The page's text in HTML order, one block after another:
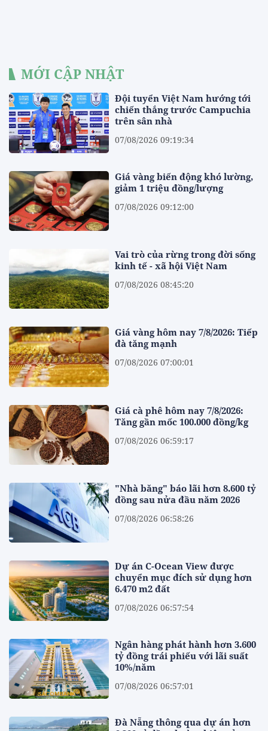
MỚI CẬP NHẬT
Đội tuyển Việt Nam hướng tới
chiến thắng trước Campuchia
trên sân nhà
07/08/2026 09:19:34
Giá vàng biến động khó lường,
giảm 1 triệu đồng/lượng
07/08/2026 09:12:00
Vai trò của rừng trong đời sống
kinh tế - xã hội Việt Nam
07/08/2026 08:45:20
Giá vàng hôm nay 7/8/2026: Tiếp
đà tăng mạnh
07/08/2026 07:00:01
Giá cà phê hôm nay 7/8/2026:
Tăng gần mốc 100.000 đồng/kg
07/08/2026 06:59:17
"Nhà băng" báo lãi hơn 8.600 tỷ
đồng sau nửa đầu năm 2026
07/08/2026 06:58:26
Dự án C-Ocean View được
chuyển mục đích sử dụng hơn
6.470 m2 đất
07/08/2026 06:57:54
Ngân hàng phát hành hơn 3.600
tỷ đồng trái phiếu với lãi suất
10%/năm
07/08/2026 06:57:01
Đà Nẵng thông qua dự án hơn